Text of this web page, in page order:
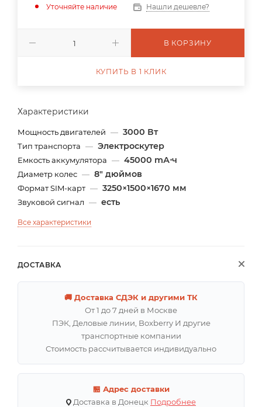
Характеристики
Мощность двигателей — 3000 Вт
Тип транспорта — Электроскутер
Емкость аккумулятора — 45000 mА⋅ч
Диаметр колес — 8" дюймов
Формат SIM-карт — 3250×1500×1670 мм
Звуковой сигнал — есть
Все характеристики
ДОСТАВКА
🚚 Доставка СДЭК и другими ТК
От 1 до 7 дней в Москве
ПЭК, Деловые линии, Boxberry И другие
транспортные компании
Стоимость рассчитывается индивидуально
🏪 Адрес доставки
Доставка в Донецк Подробнее
Уточняйте наличие
Нашли дешевле?
В КОРЗИНУ
КУПИТЬ В 1 КЛИК